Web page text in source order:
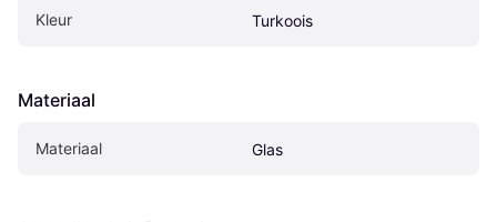
Kleur Turkoois
Materiaal
Materiaal Glas